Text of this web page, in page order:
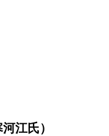
江氏）